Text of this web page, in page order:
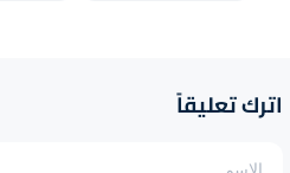
اترك تعليقاً